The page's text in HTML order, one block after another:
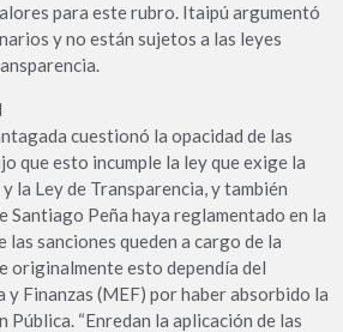
para este rubro. Itaipú argumentó
y no están sujetos a las leyes
cuestionó la opacidad de las
que esto incumple la ley que exige la
la Ley de Transparencia, y también
Santiago Peña haya reglamentado en la
las sanciones queden a cargo de la
originalmente esto dependía del
Finanzas (MEF) por haber absorbido la
Pública. “Enredan la aplicación de las